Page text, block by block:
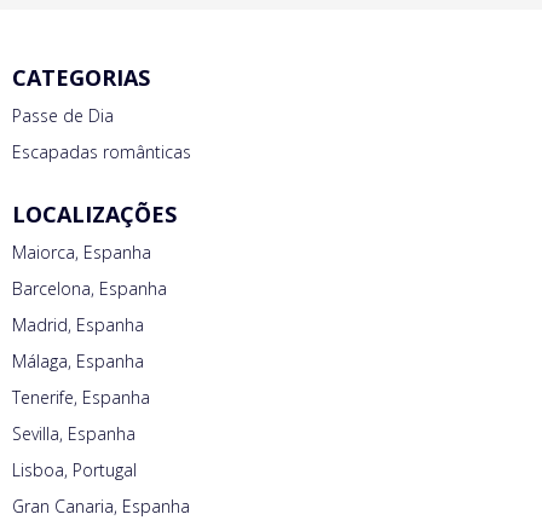
CATEGORIAS
Passe de Dia
Escapadas românticas
LOCALIZAÇÕES
Maiorca, Espanha
Barcelona, Espanha
Madrid, Espanha
Málaga, Espanha
Tenerife, Espanha
Sevilla, Espanha
Lisboa, Portugal
Gran Canaria, Espanha